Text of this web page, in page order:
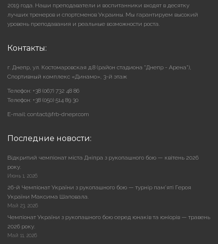
2019 года. Наши преподаватели и воспитанники входят в десятку
лучших тренеров и спортсменов Украины. Мы гарантируем высокий
уровень преподавания и реальные возможности роста.
Контакты:
г. Днепр, ул. Костомаровская д.8 (район стадиона "Днепр - Арена"),
Cпортивный комплекс «Динамо», 3-й этаж
Телефон: +38 (067) 732 48 86
Телефон: +38 (050) 514 89 30
E-mail: contact@frb-dnepr.com
Последние новости:
Відкритий чемпіонат міста Дніпра з рукопашного бою — квітень 2026
року.
Июнь 1, 2026
26-й Чемпіонат України з рукопашного бою — турнір пам’яті Героя
України Максима Шаповала.
Май 23, 2026
Чемпіонат України з рукопашного бою серед юнаків та юніорів — травень
2026 року.
Май 11, 2026